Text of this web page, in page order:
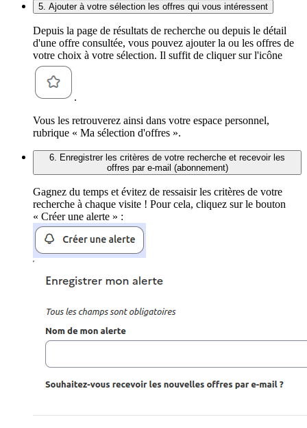
5. Ajouter à votre sélection les offres qui vous intéressent
Depuis la page de résultats de recherche ou depuis le détail
d'une offre consultée, vous pouvez ajouter la ou les offres de
votre choix à votre sélection. Il suffit de cliquer sur l'icône
.
Vous les retrouverez ainsi dans votre espace personnel,
rubrique « Ma sélection d'offres ».
6. Enregistrer les critères de votre recherche et recevoir les
offres par e-mail (abonnement)
Gagnez du temps et évitez de ressaisir les critères de votre
recherche à chaque visite ! Pour cela, cliquez sur le bouton
« Créer une alerte » :